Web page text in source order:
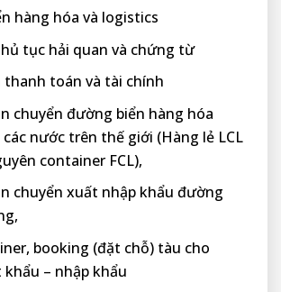
hàng hóa và logistics
tục hải quan và chứng từ
thanh toán và tài chính
chuyển đường biển hàng hóa
nước trên thế giới (Hàng lẻ LCL
container FCL),
chuyển xuất nhập khẩu đường
booking (đặt chỗ) tàu cho
– nhập khẩu